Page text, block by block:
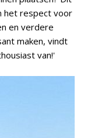
het respect voor
en verdere
maken, vindt
van!'